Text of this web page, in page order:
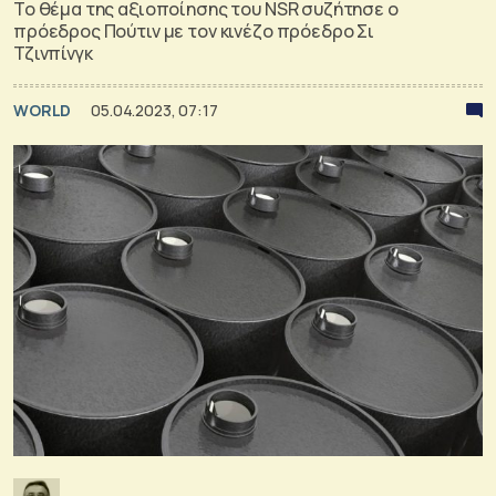
Το θέμα της αξιοποίησης του NSR συζήτησε ο
πρόεδρος Πούτιν με τον κινέζο πρόεδρο Σι
Τζινπίνγκ
WORLD 05.04.2023, 07:17